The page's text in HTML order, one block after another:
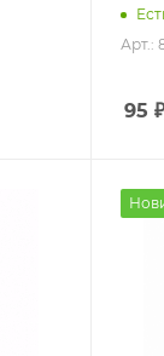
Арт.:
95 ₽